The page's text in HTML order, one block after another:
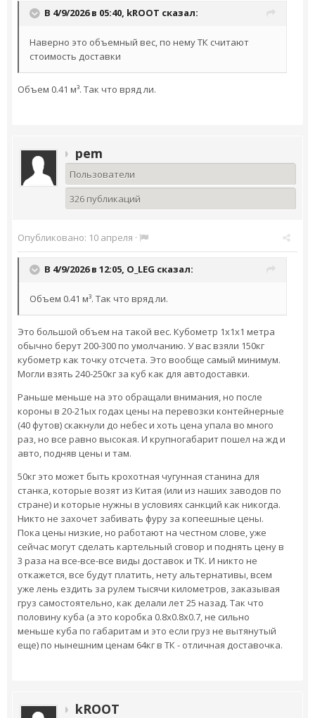
В 4/9/2026 в 05:40, kROOT сказал:
Наверно это объемный вес, по нему ТК считают
стоимость доставки
Объем 0.41 м³. Так что вряд ли.
pem
Пользователи
326 публикаций
Опубликовано: 10 апреля ·
В 4/9/2026 в 12:05, O_LEG сказал:
Объем 0.41 м³. Так что вряд ли.
Это большой объем на такой вес. Кубометр 1х1х1 метра
обычно берут 200-300 по умолчанию. У вас взяли 150кг
кубометр как точку отсчета. Это вообще самый минимум.
Могли взять 240-250кг за куб как для автодоставки.
Раньше меньше на это обращали внимания, но после
короны в 20-21ых годах цены на перевозки контейнерные
(40 футов) скакнули до небес и хоть цена упала во много
раз, но все равно высокая. И крупногабарит пошел на жд и
авто, подняв цены и там.
50кг это может быть крохотная чугунная станина для
станка, которые возят из Китая (или из наших заводов по
стране) и которые нужны в условиях санкций как никогда.
Никто не захочет забивать фуру за копеешные цены.
Пока цены низкие, но работают на честном слове, уже
сейчас могут сделать картельный сговор и поднять цену в
3 раза на все-все-все виды доставок и ТК. И никто не
откажется, все будут платить, нету альтернативы, всем
уже лень ездить за рулем тысячи километров, заказывая
груз самостоятельно, как делали лет 25 назад. Так что
половину куба (а это коробка 0.8х0.8х0.7, не сильно
меньше куба по габаритам и это если груз не вытянутый
еще) по нынешним ценам 64кг в ТК - отличная доставочка.
kROOT